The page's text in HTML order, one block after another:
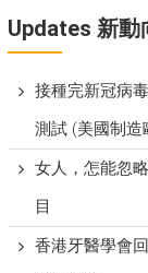
Updates 新動
接種完新冠病
測試 (美國制造
女人，怎能忽
目
香港牙醫學會